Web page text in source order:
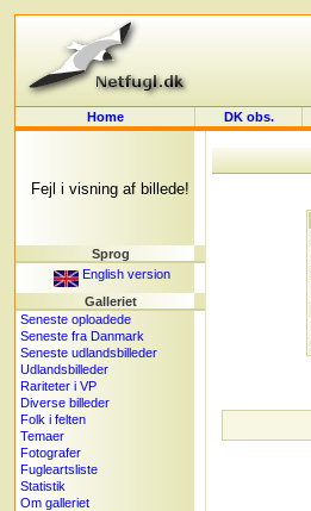
Home DK obs.
Fejl i visning af billede!
Sprog
English version
Galleriet
Seneste oploadede
Seneste fra Danmark
Seneste udlandsbilleder
Udlandsbilleder
Rariteter i VP
Diverse billeder
Folk i felten
Temaer
Fotografer
Fugleartsliste
Statistik
Om galleriet